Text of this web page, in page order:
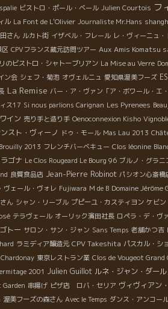
ビストロ・ポール・ベール Julien Courtois フ
ル La Font de L'Olivier Journaliste Mr.Hans
さん ルカト街 イザベル・フレール レ・ヴィーニュ
CPVフランス蔵元訪問ツアー Aux Amis Komatsu
のビストロ・シャトーブリアン La Mise au Verre
ン会 シェフ・菊池 オヴェルニュ 愛知県渥美フーズ
La Remise バー・ア・ヴァン「ア・ボワール・エ
ス17 Si nous parlions Carignan Les Pyrenees
イン 売り手と造り手 Oenoconnexion Kisho
スト・ヴィーノ ドゥ・モール Mas Lau 2013
Brouilly 2013 フレンチバーベキュー Clos léonine
ゴナ Le Clos Rougeard Le Bourg 96 ブルノ・グラニ
良質食品店 Jean-Pierre Robinot パシオン心斎橋
ヴェール・ヴォレ Fujiwara M de B Domaine Jérôme
ん シャン・リーブル プピーユ・カスティヨン ケビ
テラヴェール オーリック濱田社長 ロペラ・デ・ヴ
トー サロン・サン・ジャン Sans Temps 老舗かつ吉
ラミディア醸造元 CPV Takeshita パスカル・シ
Chardonay 東京レストラン業 Clos de Vougeot Grand
2001 Julien Guillot ルネ・ジャン・ダール
Garden 串揚げ ピザ店 ロバ・セリア ヴィヴィアン
渥美フーズの森さん Avec le Temps ダンス・アンコー